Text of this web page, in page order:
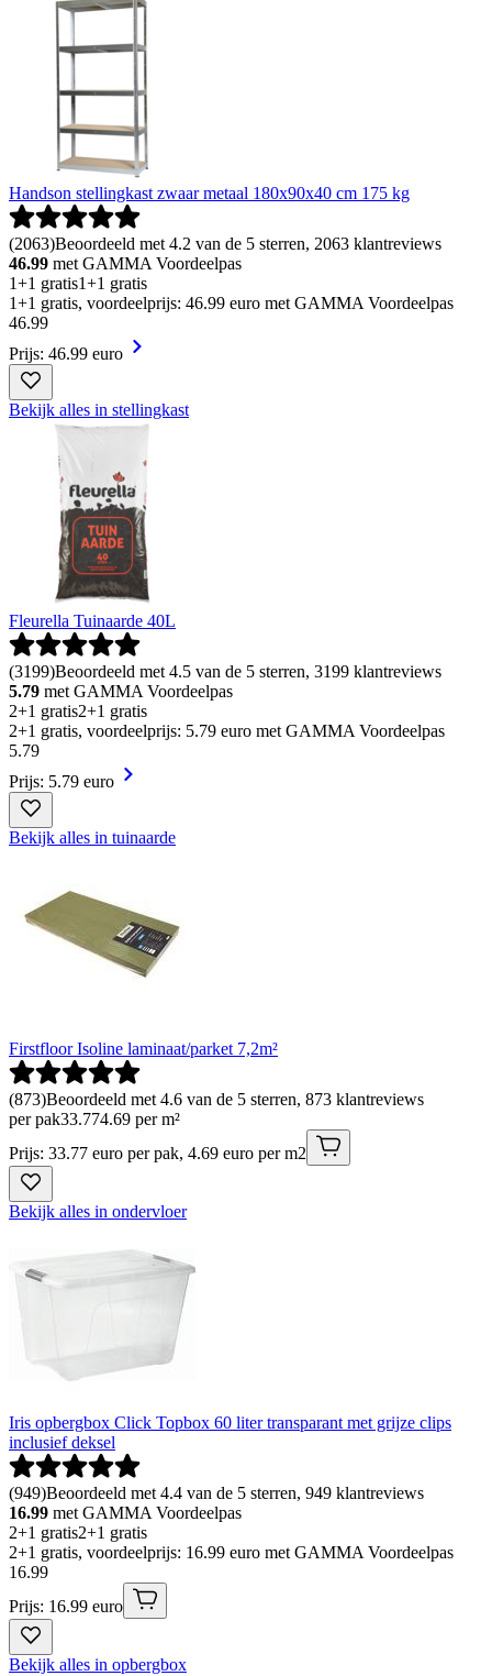
Handson stellingkast zwaar metaal 180x90x40 cm 175 kg
(2063)Beoordeeld met 4.2 van de 5 sterren, 2063 klantreviews
46.99 met GAMMA Voordeelpas
1+1 gratis1+1 gratis
1+1 gratis, voordeelprijs: 46.99 euro met GAMMA Voordeelpas
46.99
Prijs: 46.99 euro
Bekijk alles in stellingkast
Fleurella Tuinaarde 40L
(3199)Beoordeeld met 4.5 van de 5 sterren, 3199 klantreviews
5.79 met GAMMA Voordeelpas
2+1 gratis2+1 gratis
2+1 gratis, voordeelprijs: 5.79 euro met GAMMA Voordeelpas
5.79
Prijs: 5.79 euro
Bekijk alles in tuinaarde
Firstfloor Isoline laminaat/parket 7,2m²
(873)Beoordeeld met 4.6 van de 5 sterren, 873 klantreviews
per pak33.774.69 per m²
Prijs: 33.77 euro per pak, 4.69 euro per m2
Bekijk alles in ondervloer
Iris opbergbox Click Topbox 60 liter transparant met grijze clips
inclusief deksel
(949)Beoordeeld met 4.4 van de 5 sterren, 949 klantreviews
16.99 met GAMMA Voordeelpas
2+1 gratis2+1 gratis
2+1 gratis, voordeelprijs: 16.99 euro met GAMMA Voordeelpas
16.99
Prijs: 16.99 euro
Bekijk alles in opbergbox